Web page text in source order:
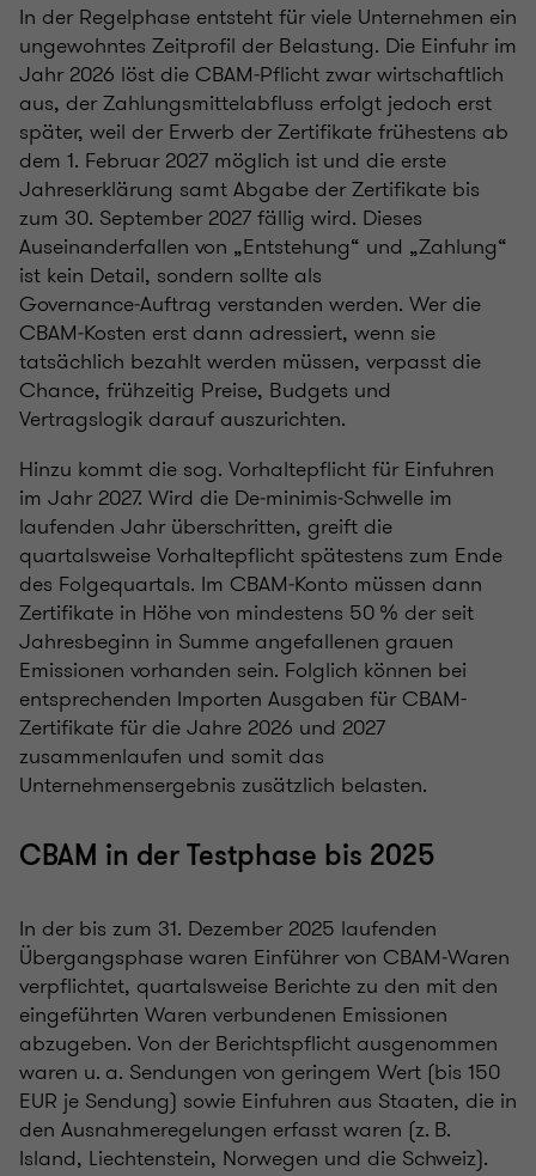
In der Regelphase entsteht für viele Unternehmen ein
ungewohntes Zeitprofil der Belastung. Die Einfuhr im
Jahr 2026 löst die CBAM‑Pflicht zwar wirtschaftlich
aus, der Zahlungsmittelabfluss erfolgt jedoch erst
später, weil der Erwerb der Zertifikate frühestens ab
dem 1. Februar 2027 möglich ist und die erste
Jahreserklärung samt Abgabe der Zertifikate bis
zum 30. September 2027 fällig wird. Dieses
Auseinanderfallen von „Entstehung“ und „Zahlung“
ist kein Detail, sondern sollte als
Governance‑Auftrag verstanden werden. Wer die
CBAM‑Kosten erst dann adressiert, wenn sie
tatsächlich bezahlt werden müssen, verpasst die
Chance, frühzeitig Preise, Budgets und
Vertragslogik darauf auszurichten.
Hinzu kommt die sog. Vorhaltepflicht für Einfuhren
im Jahr 2027. Wird die De‑minimis‑Schwelle im
laufenden Jahr überschritten, greift die
quartalsweise Vorhaltepflicht spätestens zum Ende
des Folgequartals. Im CBAM‑Konto müssen dann
Zertifikate in Höhe von mindestens 50 % der seit
Jahresbeginn in Summe angefallenen grauen
Emissionen vorhanden sein. Folglich können bei
entsprechenden Importen Ausgaben für CBAM-
Zertifikate für die Jahre 2026 und 2027
zusammenlaufen und somit das
Unternehmensergebnis zusätzlich belasten.
CBAM in der Testphase bis 2025
In der bis zum 31. Dezember 2025 laufenden
Übergangsphase waren Einführer von CBAM‑Waren
verpflichtet, quartalsweise Berichte zu den mit den
eingeführten Waren verbundenen Emissionen
abzugeben. Von der Berichtspflicht ausgenommen
waren u. a. Sendungen von geringem Wert (bis 150
EUR je Sendung) sowie Einfuhren aus Staaten, die in
den Ausnahmeregelungen erfasst waren (z. B.
Island, Liechtenstein, Norwegen und die Schweiz).